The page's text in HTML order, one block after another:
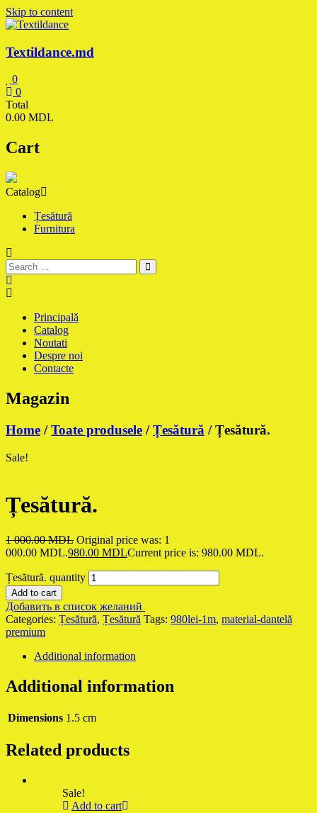
Skip to content
Textildance.md
0
0
Total
0.00 MDL
Cart
Catalog
Țesătură
Furnitura
Principală
Catalog
Noutati
Despre noi
Contacte
Magazin
Home /Toate produsele /Țesătură / Țesătură.
Sale!
Țesătură.
1 000.00MDL Original price was: 1
000.00 MDL.980.00 MDLCurrent price is: 980.00 MDL.
Țesătură. quantity
Add to cart
Добавить в список желаний
Categories: Țesătură, Țesătură Tags: 980lei-1m, material-dantelă
premium
Additional information
Additional information
Dimensions 1.5 cm
Related products
Sale!
Add to cart